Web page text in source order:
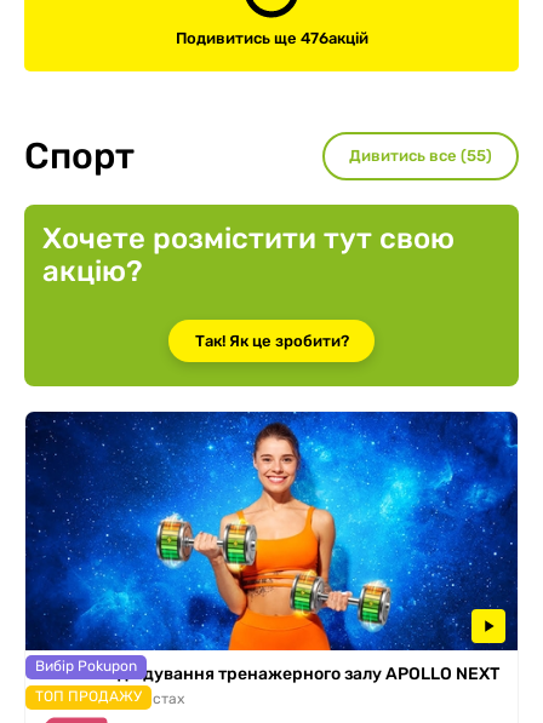
Подивитись ще 476акцій
Спорт Дивитись все (55)
Хочете розмістити тут свою
акцію?
Так! Як це зробити?
Вибір Pokupon
ТОП ПРОДАЖУ
2 тижні відвідування тренажерного залу APOLLO NEXT
12 адрес в 3 містах